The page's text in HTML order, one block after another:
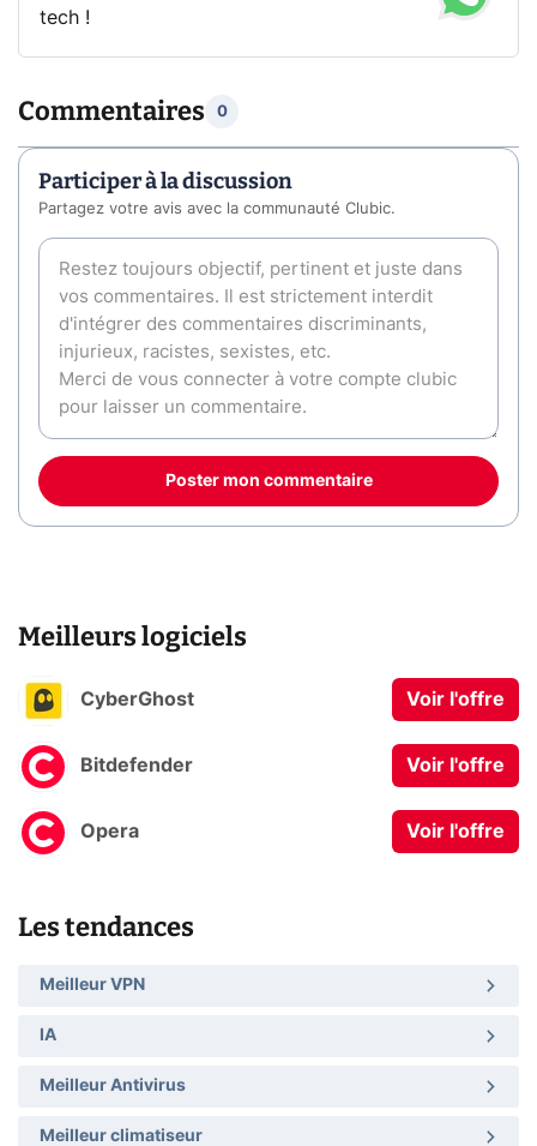
tech !
Commentaires 0
Participer à la discussion
Partagez votre avis avec la communauté Clubic.
Poster mon commentaire
Meilleurs logiciels
CyberGhost Voir l'offre
Bitdefender Voir l'offre
Opera Voir l'offre
Les tendances
Meilleur VPN
IA
Meilleur Antivirus
Meilleur climatiseur